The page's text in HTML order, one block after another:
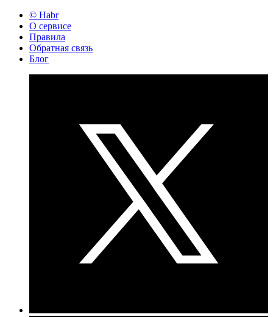
© Habr
О сервисе
Правила
Обратная связь
Блог